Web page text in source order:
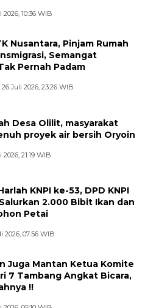
2026, 10:36 WIB
Nusantara, Pinjam Rumah
Semangat
Pernah Padam
26 Juli 2026, 23:26 WIB
Desa Olilit, masyarakat
proyek air bersih Oryoin
2026, 21:19 WIB
KNPI ke-53, DPD KNPI
2.000 Bibit Ikan dan
Petai
2026, 07:56 WIB
Juga Mantan Ketua Komite
7 Tambang Angkat Bicara,
!!